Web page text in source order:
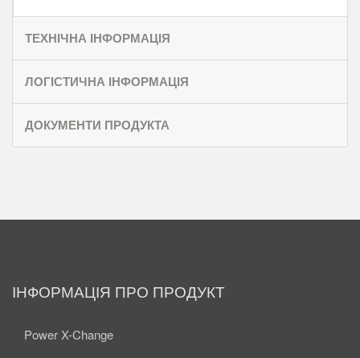
ТЕХНІЧНА ІНФОРМАЦІЯ
ЛОГІСТИЧНА ІНФОРМАЦІЯ
ДОКУМЕНТИ ПРОДУКТА
ІНФОРМАЦІЯ ПРО ПРОДУКТ
Power X-Change